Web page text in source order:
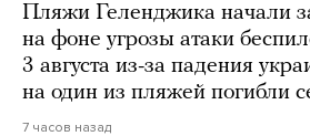
Пляжи Геленджика начали
на фоне угрозы атаки
3 августа из-за падения
на один из пляжей погибли
7 часов назад